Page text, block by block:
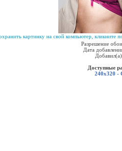
картинку на свой компьютер, кликните
Разрешение
Дата
Доступные
240x320 -